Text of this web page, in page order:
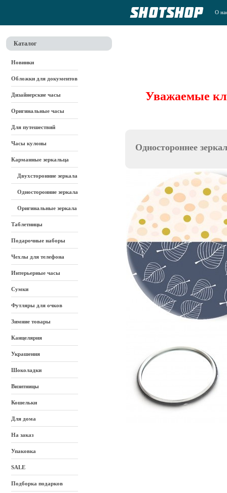
О
Каталог
Новинки
Обложки для документов
Дизайнерские часы
Оригинальные часы
Для путешествий
Часы кулоны
Карманные зеркальца
Двухсторонние зеркала
Односторонние зеркала
Оригинальные зеркала
Таблетницы
Подарочные наборы
Чехлы для телефона
Интерьерные часы
Сумки
Футляры для очков
Зимние товары
Канцелярия
Украшения
Шоколадки
Визитницы
Кошельки
Для дома
На заказ
Упаковка
SALE
Подборка подарков
Уважаемые
Одностороннее